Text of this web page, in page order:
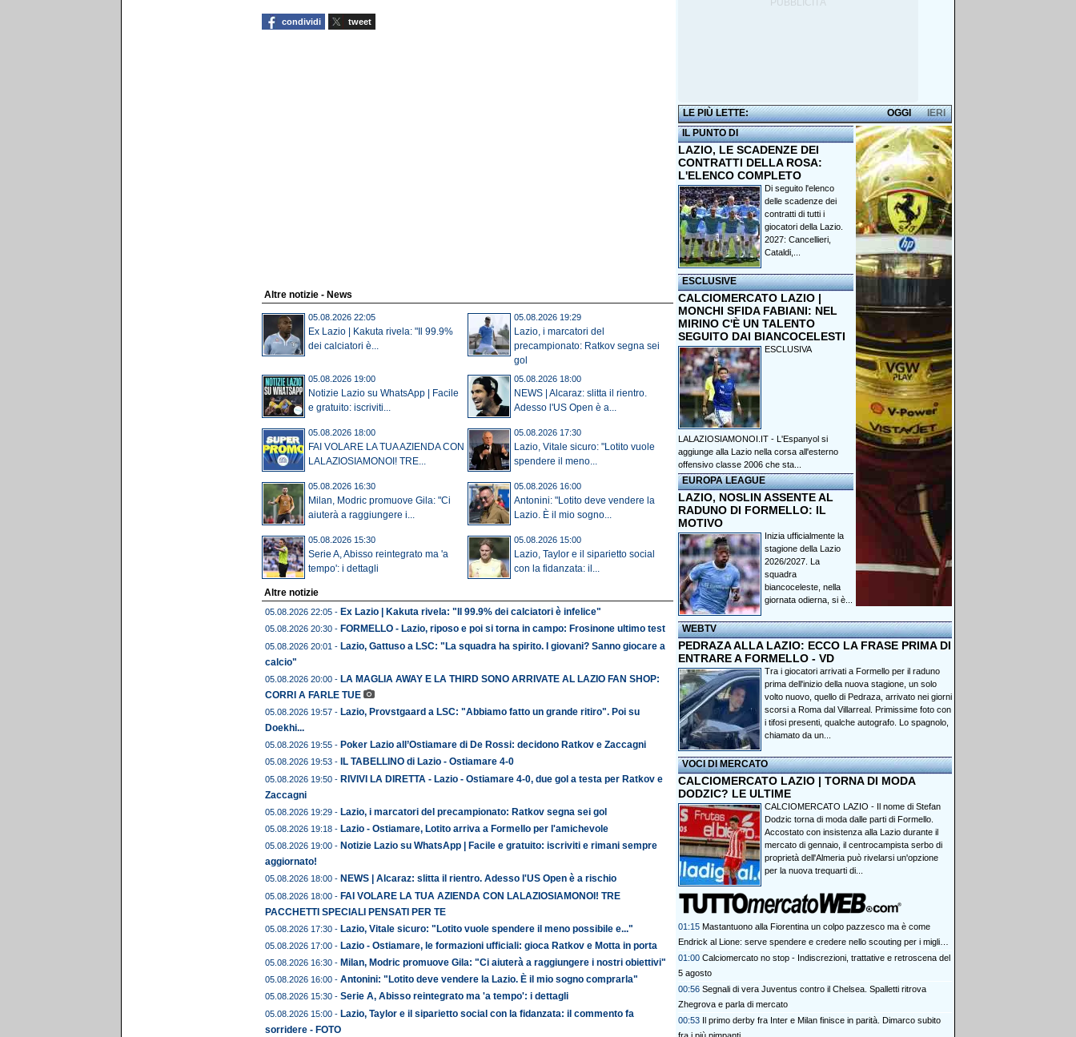
condividi tweet
Altre notizie - News
05.08.2026 22:05
Ex Lazio | Kakuta rivela: "Il 99.9%
dei calciatori è...
05.08.2026 19:29
Lazio, i marcatori del
precampionato: Ratkov segna sei
gol
05.08.2026 19:00
Notizie Lazio su WhatsApp | Facile
e gratuito: iscriviti...
05.08.2026 18:00
NEWS | Alcaraz: slitta il rientro.
Adesso l'US Open è a...
05.08.2026 18:00
FAI VOLARE LA TUA AZIENDA CON
LALAZIOSIAMONOI! TRE...
05.08.2026 17:30
Lazio, Vitale sicuro: "Lotito vuole
spendere il meno...
05.08.2026 16:30
Milan, Modric promuove Gila: "Ci
aiuterà a raggiungere i...
05.08.2026 16:00
Antonini: "Lotito deve vendere la
Lazio. È il mio sogno...
05.08.2026 15:30
Serie A, Abisso reintegrato ma 'a
tempo': i dettagli
05.08.2026 15:00
Lazio, Taylor e il siparietto social
con la fidanzata: il...
Altre notizie
05.08.2026 22:05 - Ex Lazio | Kakuta rivela: "Il 99.9% dei calciatori è infelice"
05.08.2026 20:30 - FORMELLO - Lazio, riposo e poi si torna in campo: Frosinone ultimo test
05.08.2026 20:01 - Lazio, Gattuso a LSC: "La squadra ha spirito. I giovani? Sanno giocare a
calcio"
05.08.2026 20:00 - LA MAGLIA AWAY E LA THIRD SONO ARRIVATE AL LAZIO FAN SHOP:
CORRI A FARLE TUE
05.08.2026 19:57 - Lazio, Provstgaard a LSC: "Abbiamo fatto un grande ritiro". Poi su
Doekhi...
05.08.2026 19:55 - Poker Lazio all’Ostiamare di De Rossi: decidono Ratkov e Zaccagni
05.08.2026 19:53 - IL TABELLINO di Lazio - Ostiamare 4-0
05.08.2026 19:50 - RIVIVI LA DIRETTA - Lazio - Ostiamare 4-0, due gol a testa per Ratkov e
Zaccagni
05.08.2026 19:29 - Lazio, i marcatori del precampionato: Ratkov segna sei gol
05.08.2026 19:18 - Lazio - Ostiamare, Lotito arriva a Formello per l'amichevole
05.08.2026 19:00 - Notizie Lazio su WhatsApp | Facile e gratuito: iscriviti e rimani sempre
aggiornato!
05.08.2026 18:00 - NEWS | Alcaraz: slitta il rientro. Adesso l'US Open è a rischio
05.08.2026 18:00 - FAI VOLARE LA TUA AZIENDA CON LALAZIOSIAMONOI! TRE
PACCHETTI SPECIALI PENSATI PER TE
05.08.2026 17:30 - Lazio, Vitale sicuro: "Lotito vuole spendere il meno possibile e..."
05.08.2026 17:00 - Lazio - Ostiamare, le formazioni ufficiali: gioca Ratkov e Motta in porta
05.08.2026 16:30 - Milan, Modric promuove Gila: "Ci aiuterà a raggiungere i nostri obiettivi"
05.08.2026 16:00 - Antonini: "Lotito deve vendere la Lazio. È il mio sogno comprarla"
05.08.2026 15:30 - Serie A, Abisso reintegrato ma 'a tempo': i dettagli
05.08.2026 15:00 - Lazio, Taylor e il siparietto social con la fidanzata: il commento fa
sorridere - FOTO
LE PIÙ LETTE: IERI
OGGI
IL PUNTO DI
LAZIO, LE SCADENZE DEI
CONTRATTI DELLA ROSA:
L'ELENCO COMPLETO
Di seguito l'elenco
delle scadenze dei
contratti di tutti i
giocatori della Lazio.
2027: Cancellieri,
Cataldi,...
ESCLUSIVE
CALCIOMERCATO LAZIO |
MONCHI SFIDA FABIANI: NEL
MIRINO C'È UN TALENTO
SEGUITO DAI BIANCOCELESTI
ESCLUSIVA
LALAZIOSIAMONOI.IT - L'Espanyol si
aggiunge alla Lazio nella corsa all'esterno
offensivo classe 2006 che sta...
EUROPA LEAGUE
LAZIO, NOSLIN ASSENTE AL
RADUNO DI FORMELLO: IL
MOTIVO
Inizia ufficialmente la
stagione della Lazio
2026/2027. La
squadra
biancoceleste, nella
giornata odierna, si è...
WEBTV
PEDRAZA ALLA LAZIO: ECCO LA FRASE PRIMA DI
ENTRARE A FORMELLO - VD
Tra i giocatori arrivati a Formello per il raduno
prima dell'inizio della nuova stagione, un solo
volto nuovo, quello di Pedraza, arrivato nei giorni
scorsi a Roma dal Villarreal. Primissime foto con
i tifosi presenti, qualche autografo. Lo spagnolo,
chiamato da un...
VOCI DI MERCATO
CALCIOMERCATO LAZIO | TORNA DI MODA
DODZIC? LE ULTIME
CALCIOMERCATO LAZIO - Il nome di Stefan
Dodzic torna di moda dalle parti di Formello.
Accostato con insistenza alla Lazio durante il
mercato di gennaio, il centrocampista serbo di
proprietà dell'Almeria può rivelarsi un'opzione
per la nuova trequarti di...
01:15 Mastantuono alla Fiorentina un colpo pazzesco ma è come
Endrick al Lione: serve spendere e credere nello scouting per i migliori
talenti. Giovani italiani: attenzione perché qualcosa sta cambiando
davvero
01:00 Calciomercato no stop - Indiscrezioni, trattative e retroscena del
5 agosto
00:56 Segnali di vera Juventus contro il Chelsea. Spalletti ritrova
Zhegrova e parla di mercato
00:53 Il primo derby fra Inter e Milan finisce in parità. Dimarco subito